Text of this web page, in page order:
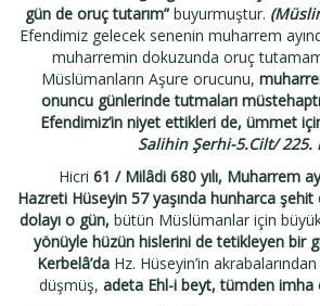
gün de oruç tutarım”buyurmuştur.
Efendimiz gelecek senenin muharrem
muharremin dokuzunda oruç
Müslümanların Aşure orucunu,
onuncu günlerinde tutmaları
Efendimiz’in niyet ettikleri de, ümmet
Salihin Şerhi-5.Cilt/ 225.
Hicri 61 / Milâdi 680 yılı, Muharrem
Hazreti Hüseyin 57 yaşında hunharca
dolayı o gün, bütün Müslümanlar için
yönüyle hüzün hislerini de tetikleyen bir
Kerbelâ’da Hz. Hüseyin’in akrabalarından
düşmüş, adeta Ehl-i beyt, tümden imha